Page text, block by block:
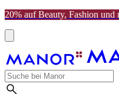
20% auf Beauty, Fashion